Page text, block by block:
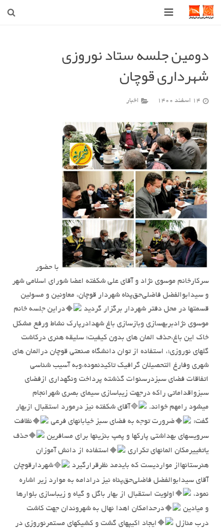
شهرداری
شورای اسلامی شهر قوچان
اخبار روز
قوچان
ارتباط با ما
دومین جلسه ستاد نوروزی
شهرداری قوچان
14 اسفند 1400 اخبار
با حضور
سرکارخانم موسوی نژاد و آقای علی شکفته اعضا شورای اسلامی شهر
و سیدابوالفضل فاضلی‌حق‌پناه شهردار قوچان، معاونین و مسولین
قسمتها در محل دفتر شهردار برگزار گردید
دراین جلسه خانم
موسوی نژادبربهسازی وبازسازی باغ شهدادرپارک نشاط ورفع مشکل
خاک این باغ،حذف المان های بدون کیفیت؛ سلیقه هنری درکاشت
گلهای نوروزی؛، استفاده از توان دانشگاه صنعتی قوچان درالمان های
شهری وفارغ التحصیلان گرافیک تاکیدنموده،وبه آسیب شناسی
اتفاقات فضای سبزدرسنوات گذشته پرداخت ونگهداری ازفضای
سبزواقداماتی راکه درجهت زیباسازی سیمای بصری شهرانجام
میشود رامهم خواند.
آقای شکفته نیز درمورد استقبال ازبهار
گفت:
ضرورت توجه به فضای سبز خیابانهای فرعی
نظافت
سرویسهای بهداشتی پارکها و پمپ بنزینها برای مسافرین
حذف
یاتغییرمکان المانهای تکراری
استفاده از دانش آموزان
هنرستانهااز مواردیست که بایدمد نظرقرارگیرد
شهردارقوچان
آقای سیدابوالفضل فاضلی‌حق‌پناه نیز درادامه به موارد زیر اشاره
نمود،
اولویت استقبال از بهار باگل و گیاه و زیباسازی بلوارها
و میادین
درحدامکان اهدا نهال به شهروندان جهت کاشت
درب منازل
ایجاد اکیپهای گشت و کشیکهای مستمرنوروزی در